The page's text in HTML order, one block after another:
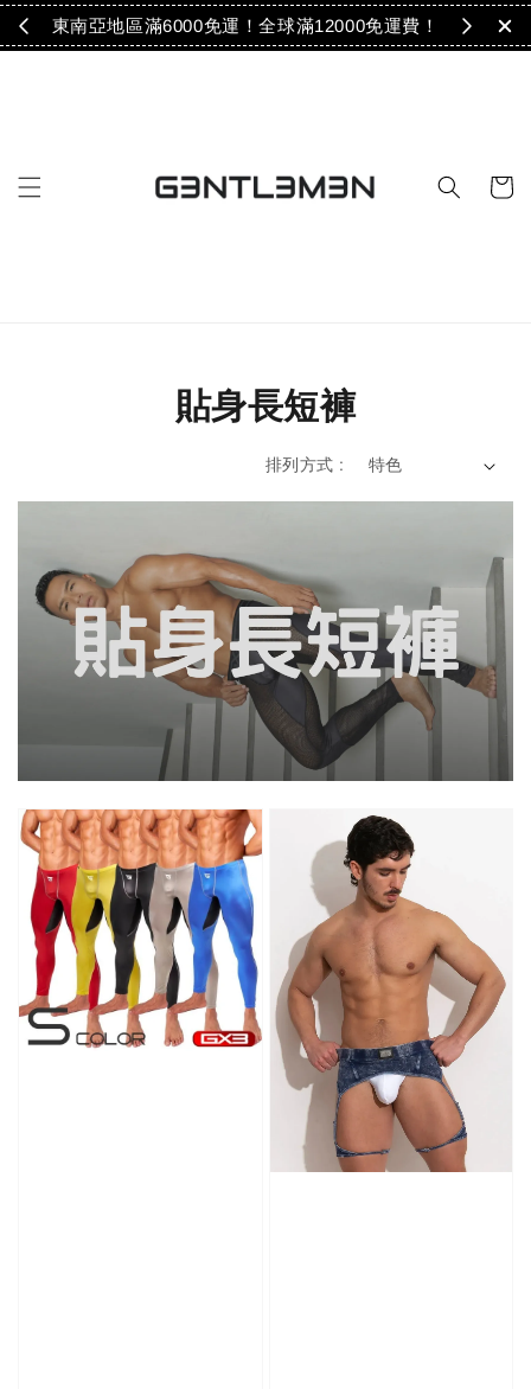
！ 東南亞地區滿6000免運！全球滿12000免運費！
貼身長短褲
排列方式 :